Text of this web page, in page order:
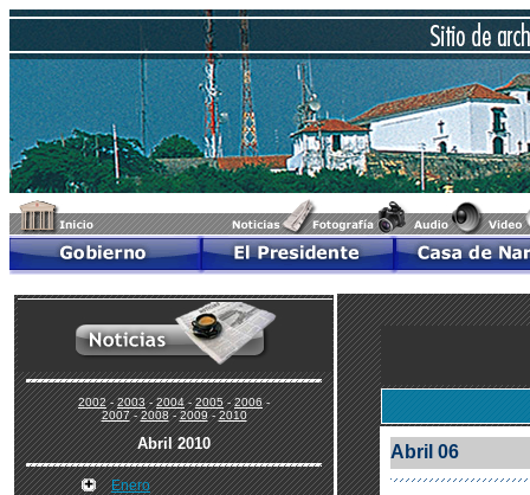
2002-2003-2004-2005-2006-
2007-2008-2009-2010
Abril 2010
Enero
Abril 06